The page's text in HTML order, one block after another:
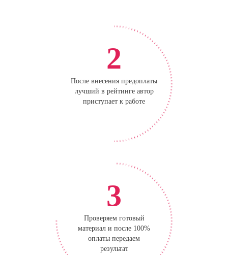
2
После внесения предоплаты
лучший в рейтинге автор
приступает к работе
3
Проверяем готовый
материал и после 100%
оплаты передаем
результат